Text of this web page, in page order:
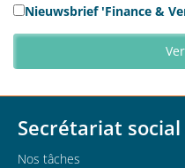
Nieuwsbrief 'Finance &
Secrétariat social
Nos tâches